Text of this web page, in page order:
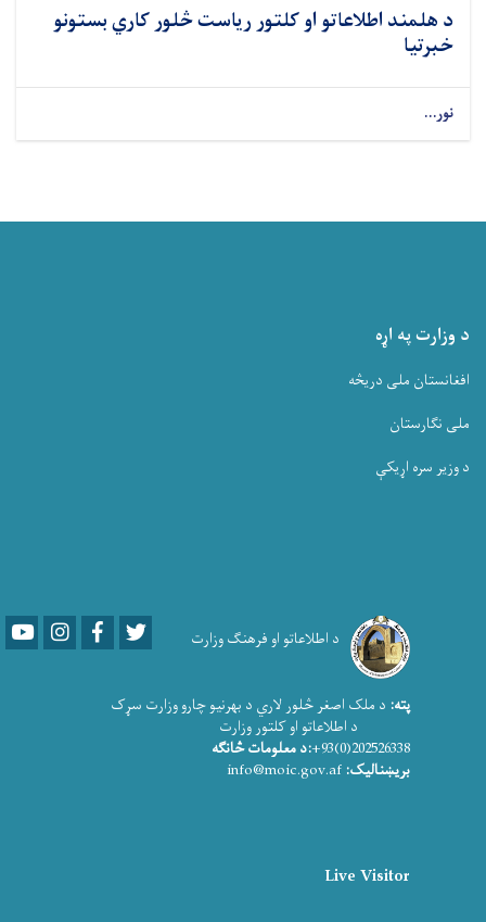
د هلمند اطلاعاتو او کلتور ریاست څلور کاري بستونو
خبرتیا
نور...
د وزارت په اړه
افغانستان ملی دریڅه
ملی نگارستان
د وزیر سره اړیکې
د اطلاعاتو او فرهنګ وزارت YoutubeLinkedInFacebook
پته: د ملک اصغر څلور لاري د بهرنیو چارو وزارت سړک
د اطلاعاتو او کلتور وزارت
202526338(0)93+
:د معلومات څانګه
بریښنالیک: info@moic.gov.af
Live Visitor